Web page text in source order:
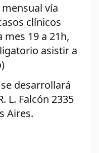
vía
clínicos
19 a 21h,
asistir a
desarrollará
L. Falcón 2335
Aires.